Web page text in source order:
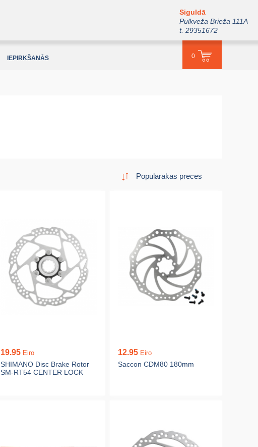
Siguldā
Pulkveža Brieža 111A
t. 29351672
IEPIRKŠANĀS 0
Populārākās preces
19.95 Eiro
SHIMANO Disc Brake Rotor
SM-RT54 CENTER LOCK
12.95 Eiro
Saccon CDM80 180mm